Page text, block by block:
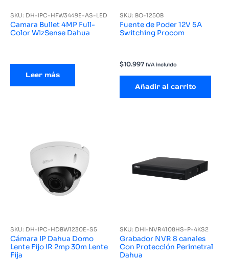
SKU: DH-IPC-HFW3449E-AS-LED
Camara Bullet 4MP Full-
Color WizSense Dahua
Leer más
SKU: BO-1250B
Fuente de Poder 12V 5A
Switching Procom
$10.997 IVA incluido
Añadir al carrito
SKU: DH-IPC-HDBW1230E-S5
Cámara IP Dahua Domo
Lente Fijo IR 2mp 30m Lente
Fija
SKU: DHI-NVR4108HS-P-4KS2
Grabador NVR 8 canales
Con Protección Perimetral
Dahua